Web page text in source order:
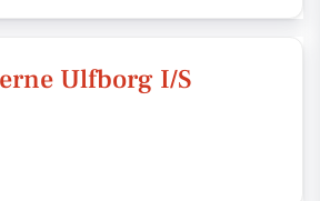
Ulfborg I/S